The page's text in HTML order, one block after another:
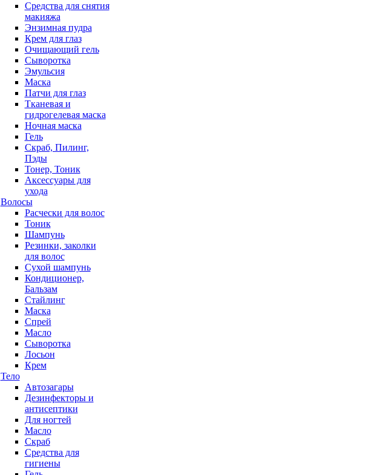
Средства для снятия
макияжа
Энзимная пудра
Крем для глаз
Очищающий гель
Сыворотка
Эмульсия
Маска
Патчи для глаз
Тканевая и
гидрогелевая маска
Ночная маска
Гель
Скраб, Пилинг,
Пэды
Тонер, Тоник
Аксессуары для
ухода
Волосы
Расчески для волос
Тоник
Шампунь
Резинки, заколки
для волос
Сухой шампунь
Кондиционер,
Бальзам
Стайлинг
Маска
Спрей
Масло
Сыворотка
Лосьон
Крем
Тело
Автозагары
Дезинфекторы и
антисептики
Для ногтей
Масло
Скраб
Средства для
гигиены